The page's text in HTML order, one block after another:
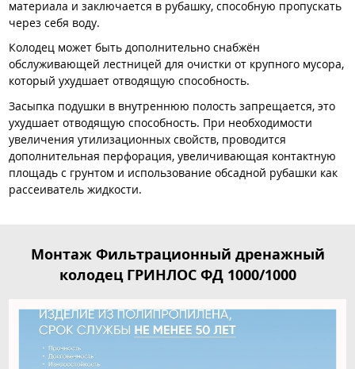
материала и заключается в рубашку, способную пропускать
через себя воду.
Колодец может быть дополнительно снабжён
обслуживающей лестницей для очистки от крупного мусора,
который ухудшает отводящую способность.
Засыпка подушки в внутреннюю полость запрещается, это
ухудшает отводящую способность. При необходимости
увеличения утилизационных свойств, проводится
дополнительная перфорация, увеличивающая контактную
площадь с грунтом и использование обсадной рубашки как
рассеиватель жидкости.
Монтаж Фильтрационный дренажный
колодец ГРИНЛОС ФД 1000/1000